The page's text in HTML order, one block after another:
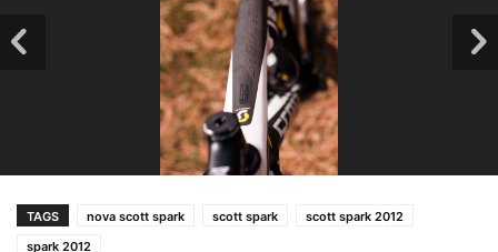
TAGS nova scott spark scott spark
scott spark 2012
spark 2012